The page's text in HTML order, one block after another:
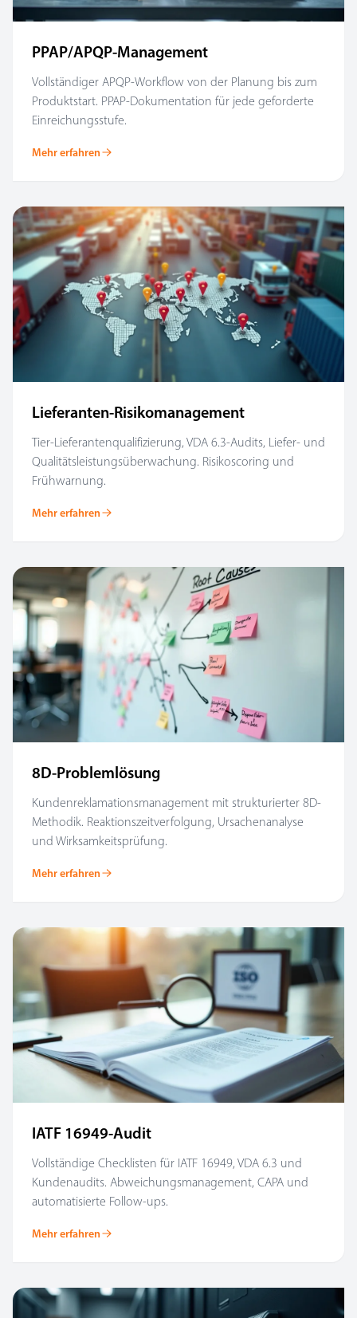
PPAP/APQP-Management
Vollständiger APQP-Workflow von der Planung bis zum
Produktstart. PPAP-Dokumentation für jede geforderte
Einreichungsstufe.
Mehr erfahren
Lieferanten-Risikomanagement
Tier-Lieferantenqualifizierung, VDA 6.3-Audits, Liefer- und
Qualitätsleistungsüberwachung. Risikoscoring und
Frühwarnung.
Mehr erfahren
8D-Problemlösung
Kundenreklamationsmanagement mit strukturierter 8D-
Methodik. Reaktionszeitverfolgung, Ursachenanalyse
und Wirksamkeitsprüfung.
Mehr erfahren
IATF 16949-Audit
Vollständige Checklisten für IATF 16949, VDA 6.3 und
Kundenaudits. Abweichungsmanagement, CAPA und
automatisierte Follow-ups.
Mehr erfahren